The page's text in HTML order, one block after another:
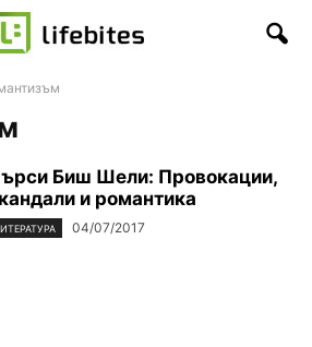
Биш Шели: Провокации,
и романтика
04/07/2017